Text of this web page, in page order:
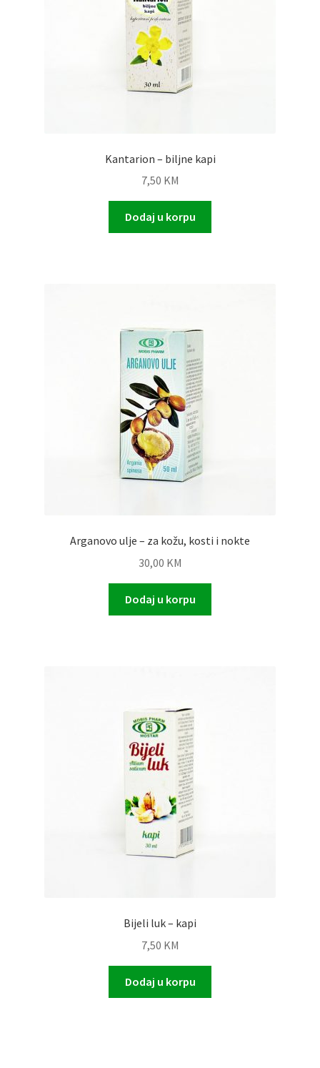
Kantarion – biljne kapi
7,50 KM
Dodaj u korpu
Arganovo ulje – za kožu, kosti i nokte
30,00 KM
Dodaj u korpu
Bijeli luk – kapi
7,50 KM
Dodaj u korpu